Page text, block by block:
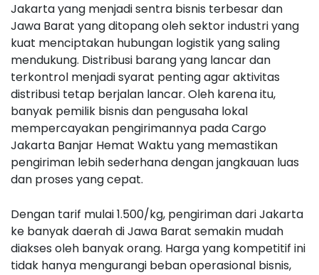
Jakarta yang menjadi sentra bisnis terbesar dan
Jawa Barat yang ditopang oleh sektor industri yang
kuat menciptakan hubungan logistik yang saling
mendukung. Distribusi barang yang lancar dan
terkontrol menjadi syarat penting agar aktivitas
distribusi tetap berjalan lancar. Oleh karena itu,
banyak pemilik bisnis dan pengusaha lokal
mempercayakan pengirimannya pada Cargo
Jakarta Banjar Hemat Waktu yang memastikan
pengiriman lebih sederhana dengan jangkauan luas
dan proses yang cepat.
Dengan tarif mulai 1.500/kg, pengiriman dari Jakarta
ke banyak daerah di Jawa Barat semakin mudah
diakses oleh banyak orang. Harga yang kompetitif ini
tidak hanya mengurangi beban operasional bisnis,